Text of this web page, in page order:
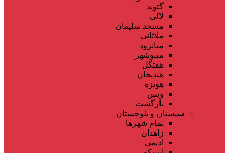
گتوند
لالی
مسجد سلیمان
ملاثانی
میانرود
مینوشهر
هفتگل
هندیجان
هویزه
ویس
بازگشت
سیستان و بلوچستان
تمام شهر‌ها
زاهدان
ادیمی